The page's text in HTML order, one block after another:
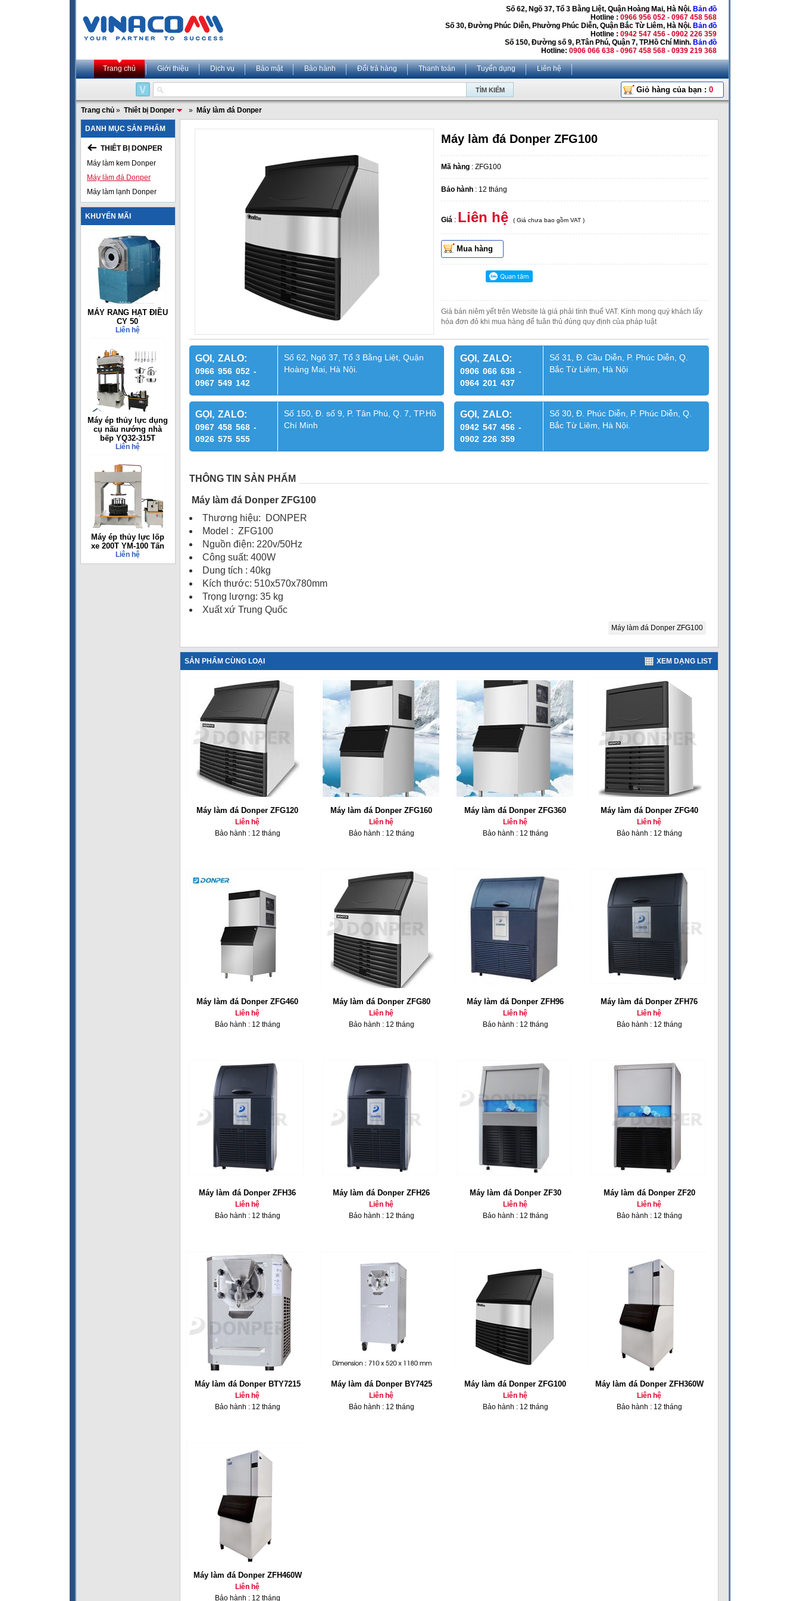
Số 62, Ngõ 37, Tổ 3 Bằng Liệt, Quận Hoàng Mai, Hà Nội. Bản đồ
Hotline : 0966 956 052 - 0967 458 568
Số 30, Đường Phúc Diễn, Phường Phúc Diễn, Quận Bắc Từ Liêm, Hà Nội. Bản đồ
Hotline : 0942 547 456 - 0902 226 359
Số 150, Đường số 9, P.Tân Phú, Quận 7, TP.Hồ Chí Minh. Bản đồ
Hotline: 0906 066 638 - 0967 458 568 - 0939 219 368
Trang chủ Giới thiệu Dịch vụ Bảo mật Bảo hành Đổi trả hàng Thanh toán Tuyển dụng Liên hệ
Giỏ hàng của bạn : 0
Trang chủ » Thiêt bị Donper » Máy làm đá Donper
DANH MỤC SẢN PHẨM
THIÊT BỊ DONPER
Máy làm kem Donper
Máy làm đá Donper
Máy làm lạnh Donper
KHUYẾN MÃI
MÁY RANG HẠT ĐIỀU
CY 50
Liên hệ
Máy ép thủy lực dụng
cụ nấu nướng nhà
bếp YQ32-315T
Liên hệ
Máy ép thủy lực lốp
xe 200T YM-100 Tấn
Liên hệ
Máy làm đá Donper ZFG100
Mã hàng : ZFG100
Bảo hành : 12 tháng
Giá : Liên hệ ( Giá chưa bao gồm VAT )
Mua hàng
Giá bán niêm yết trên Website là giá phải tính thuế VAT. Kính mong quý khách lấy
hóa đơn đỏ khi mua hàng để tuân thủ đúng quy định của pháp luật
GỌI, ZALO:
0966 956 052 -
0967 549 142
Số 62, Ngõ 37, Tổ 3 Bằng Liệt, Quận
Hoàng Mai, Hà Nội.
GỌI, ZALO:
0906 066 638 -
0964 201 437
Số 31, Đ. Cầu Diễn, P. Phúc Diễn, Q.
Bắc Từ Liêm, Hà Nội
GỌI, ZALO:
0967 458 568 -
0926 575 555
Số 150, Đ. số 9, P. Tân Phú, Q. 7, TP.Hồ
Chí Minh
GỌI, ZALO:
0942 547 456 -
0902 226 359
Số 30, Đ. Phúc Diễn, P. Phúc Diễn, Q.
Bắc Từ Liêm, Hà Nội.
THÔNG TIN SẢN PHẨM
Máy làm đá Donper ZFG100
Thương hiệu: DONPER
Model : ZFG100
Nguồn điện: 220v/50Hz
Công suất: 400W
Dung tích : 40kg
Kích thước: 510x570x780mm
Trọng lượng: 35 kg
Xuất xứ Trung Quốc
Máy làm đá Donper ZFG100
SẢN PHẨM CÙNG LOẠI XEM DẠNG LIST
Máy làm đá Donper ZFG120
Liên hệ
Bảo hành : 12 tháng
Máy làm đá Donper ZFG160
Liên hệ
Bảo hành : 12 tháng
Máy làm đá Donper ZFG360
Liên hệ
Bảo hành : 12 tháng
Máy làm đá Donper ZFG40
Liên hệ
Bảo hành : 12 tháng
Máy làm đá Donper ZFG460
Liên hệ
Bảo hành : 12 tháng
Máy làm đá Donper ZFG80
Liên hệ
Bảo hành : 12 tháng
Máy làm đá Donper ZFH96
Liên hệ
Bảo hành : 12 tháng
Máy làm đá Donper ZFH76
Liên hệ
Bảo hành : 12 tháng
Máy làm đá Donper ZFH36
Liên hệ
Bảo hành : 12 tháng
Máy làm đá Donper ZFH26
Liên hệ
Bảo hành : 12 tháng
Máy làm đá Donper ZF30
Liên hệ
Bảo hành : 12 tháng
Máy làm đá Donper ZF20
Liên hệ
Bảo hành : 12 tháng
Máy làm đá Donper BTY7215
Liên hệ
Bảo hành : 12 tháng
Máy làm đá Donper BY7425
Liên hệ
Bảo hành : 12 tháng
Máy làm đá Donper ZFG100
Liên hệ
Bảo hành : 12 tháng
Máy làm đá Donper ZFH360W
Liên hệ
Bảo hành : 12 tháng
Máy làm đá Donper ZFH460W
Liên hệ
Bảo hành : 12 tháng